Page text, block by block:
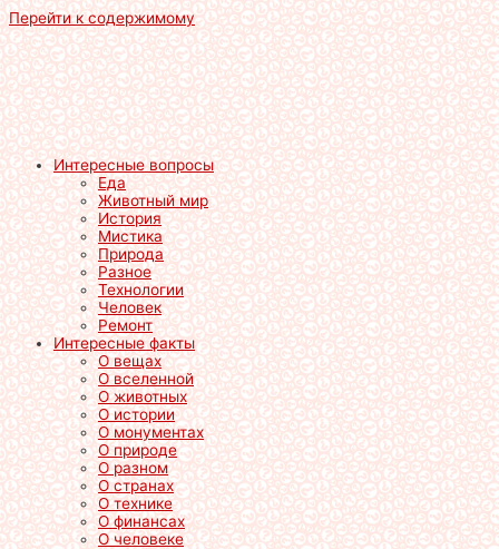
Перейти к содержимому
Интересные вопросы
Еда
Животный мир
История
Мистика
Природа
Разное
Технологии
Человек
Ремонт
Интересные факты
О вещах
О вселенной
О животных
О истории
О монументах
О природе
О разном
О странах
О технике
О финансах
О человеке